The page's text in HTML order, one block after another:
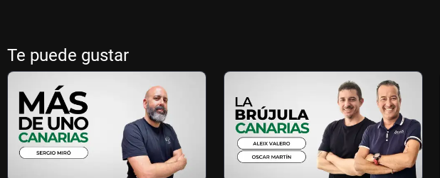
Te puede gustar